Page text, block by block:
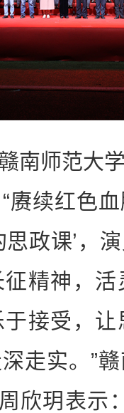
师范大学
赓续红色
思政课’，
精神，
于接受，
走实。”
欣玥表示